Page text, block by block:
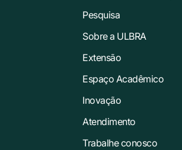
Pesquisa
Sobre a ULBRA
Extensão
Espaço Acadêmico
Inovação
Atendimento
Trabalhe conosco